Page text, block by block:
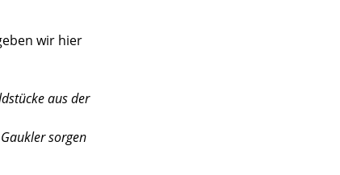
wir hier
aus der
sorgen